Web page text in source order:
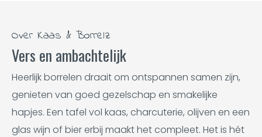
Over Kaas & Borrelz
Vers en ambachtelijk
Heerlijk borrelen draait om ontspannen samen zijn,
genieten van goed gezelschap en smakelijke
hapjes. Een tafel vol kaas, charcuterie, olijven en een
glas wijn of bier erbij maakt het compleet. Het is hét